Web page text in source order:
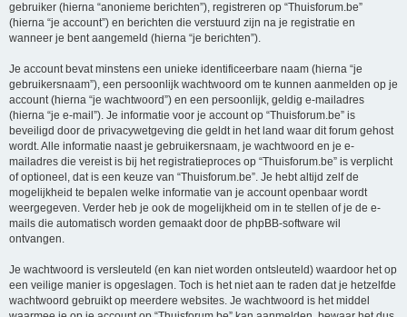
gebruiker (hierna “anonieme berichten”), registreren op “Thuisforum.be”
(hierna “je account”) en berichten die verstuurd zijn na je registratie en
wanneer je bent aangemeld (hierna “je berichten”).
Je account bevat minstens een unieke identificeerbare naam (hierna “je
gebruikersnaam”), een persoonlijk wachtwoord om te kunnen aanmelden op je
account (hierna “je wachtwoord”) en een persoonlijk, geldig e-mailadres
(hierna “je e-mail”). Je informatie voor je account op “Thuisforum.be” is
beveiligd door de privacywetgeving die geldt in het land waar dit forum gehost
wordt. Alle informatie naast je gebruikersnaam, je wachtwoord en je e-
mailadres die vereist is bij het registratieproces op “Thuisforum.be” is verplicht
of optioneel, dat is een keuze van “Thuisforum.be”. Je hebt altijd zelf de
mogelijkheid te bepalen welke informatie van je account openbaar wordt
weergegeven. Verder heb je ook de mogelijkheid om in te stellen of je de e-
mails die automatisch worden gemaakt door de phpBB-software wil
ontvangen.
Je wachtwoord is versleuteld (en kan niet worden ontsleuteld) waardoor het op
een veilige manier is opgeslagen. Toch is het niet aan te raden dat je hetzelfde
wachtwoord gebruikt op meerdere websites. Je wachtwoord is het middel